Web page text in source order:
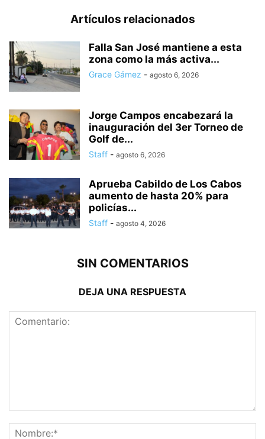
Artículos relacionados
Falla San José mantiene a esta
zona como la más activa...
Grace Gámez - agosto 6, 2026
Jorge Campos encabezará la
inauguración del 3er Torneo de
Golf de...
Staff - agosto 6, 2026
Aprueba Cabildo de Los Cabos
aumento de hasta 20% para
policías...
Staff - agosto 4, 2026
SIN COMENTARIOS
DEJA UNA RESPUESTA